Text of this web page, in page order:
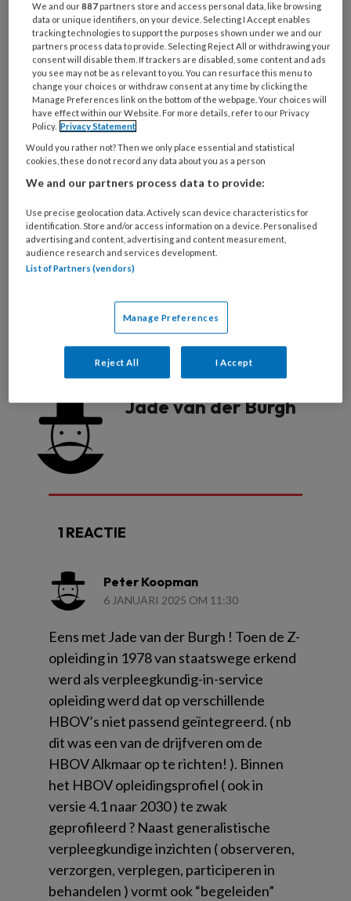
In Nederland heeft ongeveer een
PREMIUM
Bekijk de mogelijkheden
Al abonnee?Log dan in
Reageer op dit artikel Deel dit artikel
Jade van der Burgh
1 REACTIE
Peter Koopman
6 JANUARI 2025 OM 11:30
Eens met Jade van der Burgh ! Toen de Z-
opleiding in 1978 van staatswege erkend
werd als verpleegkundig-in-service
opleiding werd dat op verschillende
HBOV’s niet passend geïntegreerd. ( nb
dit was een van de drijfveren om de
HBOV Alkmaar op te richten! ). Binnen
het HBOV opleidingsprofiel ( ook in
versie 4.1 naar 2030 ) te zwak
geprofileerd ? Naast generalistische
verpleegkundige inzichten ( observeren,
verzorgen, verplegen, participeren in
behandelen ) vormt ook “begeleiden”
We and our887 partners store and access personal data, like browsing
data or unique identifiers, on your device. Selecting I Accept enables
tracking technologies to support the purposes shown under we and our
partners process data to provide. Selecting Reject All or withdrawing your
consent will disable them. If trackers are disabled, some content and ads
you see may not be as relevant to you. You can resurface this menu to
change your choices or withdraw consent at any time by clicking the
Manage Preferences link on the bottom of the webpage. Your choices will
have effect within our Website. For more details, refer to our Privacy
Policy. Privacy Statement
Would you rather not? Then we only place essential and statistical
cookies, these do not record any data about you as a person
We and our partners process data to provide:
Use precise geolocation data. Actively scan device characteristics for
identification. Store and/or access information on a device. Personalised
advertising and content, advertising and content measurement,
audience research and services development.
List of Partners (vendors)
Manage Preferences
Reject All I Accept